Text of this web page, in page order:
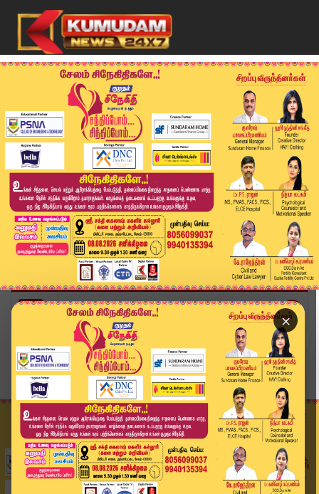
×
Home
வீடியோ ஸ்டோரி
மலர்களால் மலர்ந்த மூணாறு! | Munnar | Flower Exh...